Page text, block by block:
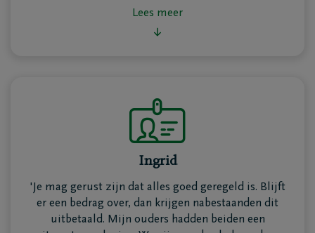
aan administratieve hulp bij het afronden van de
Lees meer
Ingrid
'Je mag gerust zijn dat alles goed geregeld is. Blijft
er een bedrag over, dan krijgen nabestaanden dit
uitbetaald. Mijn ouders hadden beiden een
Jij bepaalt wie het verzekerd bedrag ontvangt
wanneer je overlijdt. Je kan het bedrag gebruiken om
de uitvaart te betalen of meteen uitkeren aan je